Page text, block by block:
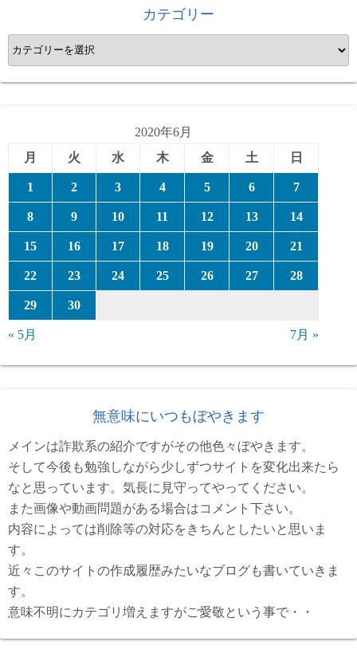
カテゴリー
カ
テ
ゴ
2020年6月
月
火 水 木 金 土 日
1 2 3 4 5 6 7
8 9 10 11 12 13 14
15 16 17 18 19 20 21
22 23 24 25 26 27 28
29 30
« 5月 7月 »
無意味にいつもぼやきます
メインは詐欺系の紹介ですがその他色々ぼやきます。
そして今後も勉強しながら少しずつサイトを変化出来たら
なと思っています。気長に見守ってやってください。
また画像や動画問題がある場合はコメント下さい。
内容によっては削除等の対応をきちんとしたいと思いま
す。
近々このサイトの作成履歴みたいなブログも書いていきま
す。
意味不明にカテゴリ増えますがご愛敬という事で・・